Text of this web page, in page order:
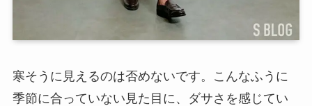
寒そうに見えるのは否めないです。こんなふうに
季節に合っていない見た目に、ダサさを感じてい